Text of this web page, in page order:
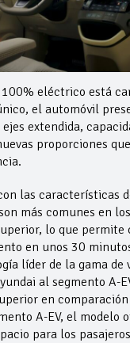
eléctrico está
el automóvil
extendida,
proporciones
las características
más comunes en
lo que permite
en unos 30
líder de la gama de
al segmento A-
en
A-EV, el modelo
para los